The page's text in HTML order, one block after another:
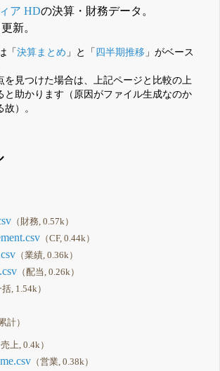
無料でβ版をはじめる
と米株版の先行利用も付きます
ア HDの決算・財務データ。
新。
「決算まとめ 」と「 四半期推移 」がベース
を見つけた場合は、上記ページと比較の上
と助かります（原因がファイル生成なのか
）。
（財務, 0.57k）
（CF, 0.44k）
（業績, 0.36k）
（配当, 0.26k）
括, 1.54k）
計）
売上, 0.4k）
（営業, 0.38k）